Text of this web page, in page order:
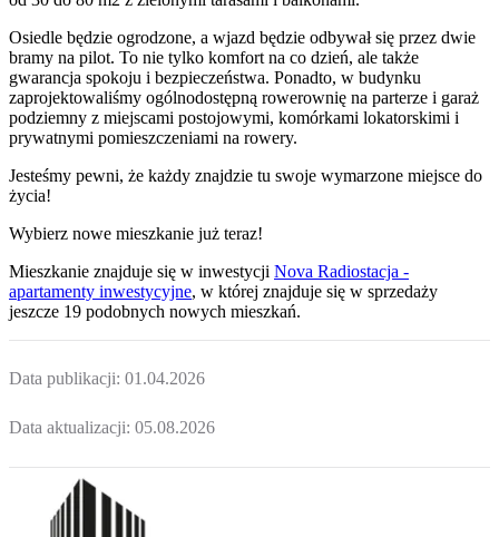
Osiedle będzie ogrodzone, a wjazd będzie odbywał się przez dwie
bramy na pilot. To nie tylko komfort na co dzień, ale także
gwarancja spokoju i bezpieczeństwa. Ponadto, w budynku
zaprojektowaliśmy ogólnodostępną rowerownię na parterze i garaż
podziemny z miejscami postojowymi, komórkami lokatorskimi i
prywatnymi pomieszczeniami na rowery.
Jesteśmy pewni, że każdy znajdzie tu swoje wymarzone miejsce do
życia!
Wybierz nowe mieszkanie już teraz!
Mieszkanie znajduje się w inwestycji Nova Radiostacja -
apartamenty inwestycyjne, w której znajduje się w sprzedaży
jeszcze 19 podobnych nowych mieszkań.
Data publikacji: 01.04.2026
Data aktualizacji: 05.08.2026